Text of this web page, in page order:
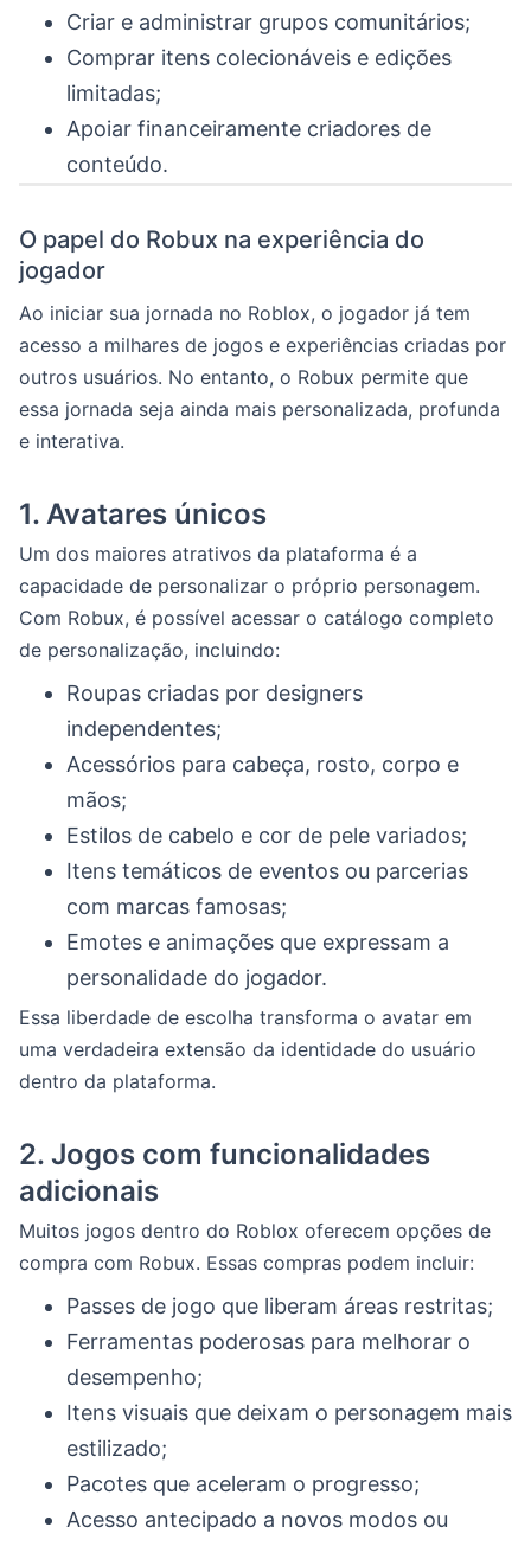
Criar e administrar grupos comunitários;
Comprar itens colecionáveis e edições
limitadas;
Apoiar financeiramente criadores de
conteúdo.
O papel do Robux na experiência do
jogador
Ao iniciar sua jornada no Roblox, o jogador já tem
acesso a milhares de jogos e experiências criadas por
outros usuários. No entanto, o Robux permite que
essa jornada seja ainda mais personalizada, profunda
e interativa.
1. Avatares únicos
Um dos maiores atrativos da plataforma é a
capacidade de personalizar o próprio personagem.
Com Robux, é possível acessar o catálogo completo
de personalização, incluindo:
Roupas criadas por designers
independentes;
Acessórios para cabeça, rosto, corpo e
mãos;
Estilos de cabelo e cor de pele variados;
Itens temáticos de eventos ou parcerias
com marcas famosas;
Emotes e animações que expressam a
personalidade do jogador.
Essa liberdade de escolha transforma o avatar em
uma verdadeira extensão da identidade do usuário
dentro da plataforma.
2. Jogos com funcionalidades
adicionais
Muitos jogos dentro do Roblox oferecem opções de
compra com Robux. Essas compras podem incluir:
Passes de jogo que liberam áreas restritas;
Ferramentas poderosas para melhorar o
desempenho;
Itens visuais que deixam o personagem mais
estilizado;
Pacotes que aceleram o progresso;
Acesso antecipado a novos modos ou